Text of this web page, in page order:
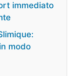
immediato
modo